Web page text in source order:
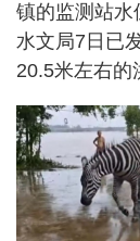
镇的监测站水
水文局7日已
20.5米左右的